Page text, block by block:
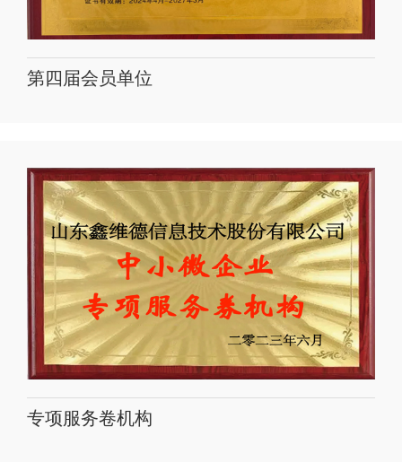
第四届会员单位
专项服务卷机构